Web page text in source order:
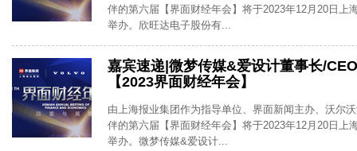
伴的第六届【界面财经年会】将于2023年12月20日上
举办。欣旺达电子股份有...
嘉宾速递|微梦传媒&爱设计董事长/
【2023界面财经年会】
由上海报业集团作为指导单位、界面新闻主办、沃尔
伴的第六届【界面财经年会】将于2023年12月20日上
举办。微梦传媒&爱设计...